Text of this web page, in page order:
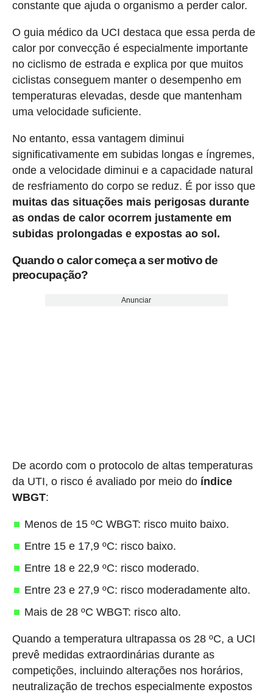
constante que ajuda o organismo a perder calor.
O guia médico da UCI destaca que essa perda de
calor por convecção é especialmente importante
no ciclismo de estrada e explica por que muitos
ciclistas conseguem manter o desempenho em
temperaturas elevadas, desde que mantenham
uma velocidade suficiente.
No entanto, essa vantagem diminui
significativamente em subidas longas e íngremes,
onde a velocidade diminui e a capacidade natural
de resfriamento do corpo se reduz. É por isso que
muitas das situações mais perigosas durante
as ondas de calor ocorrem justamente em
subidas prolongadas e expostas ao sol.
Quando o calor começa a ser motivo de
preocupação?
Anunciar
De acordo com o protocolo de altas temperaturas
da UTI, o risco é avaliado por meio do índice
WBGT:
Menos de 15 ºC WBGT: risco muito baixo.
Entre 15 e 17,9 ºC: risco baixo.
Entre 18 e 22,9 ºC: risco moderado.
Entre 23 e 27,9 ºC: risco moderadamente alto.
Mais de 28 ºC WBGT: risco alto.
Quando a temperatura ultrapassa os 28 ºC, a UCI
prevê medidas extraordinárias durante as
competições, incluindo alterações nos horários,
neutralização de trechos especialmente expostos